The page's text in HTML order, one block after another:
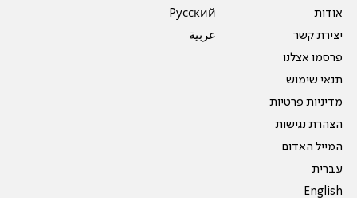
אודות
יצירת קשר
פרסמו אצלנו
תנאי שימוש
מדיניות פרטיות
הצהרת נגישות
המייל האדום
עברית
English
Pусский
عربية